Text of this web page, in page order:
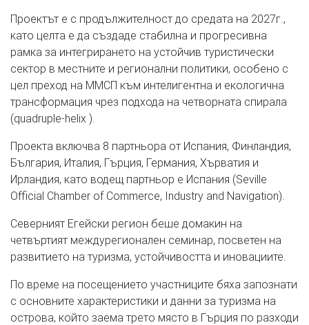
Проектът е с продължителност до средата на 2027г.,
като целта е да създаде стабилна и прогресивна
рамка за интегрирането на устойчив туристически
сектор в местните и регионални политики, особено с
цел преход на ММСП към интелигентна и екологична
трансформация чрез подхода на четворната спирала
(quadruple-helix ).
Проекта включва 8 партньора от Испания, Финландия,
България, Италия, Гърция, Германия, Хърватия и
Ирландия, като водещ партньор е Испания (Seville
Official Chamber of Commerce, Industry and Navigation).
Северният Егейски регион беше домакин на
четвъртият междурегионален семинар, посветен на
развитието на туризма, устойчивостта и иновациите.
По време на посещението участниците бяха запознати
с основните характеристики и данни за туризма на
острова, който заема трето място в Гърция по разходи